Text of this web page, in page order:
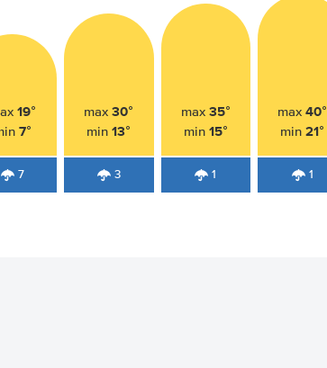
19°
7°
7
max30°
min13°
3
max 35°
min 15°
1
max40°
min21°
1